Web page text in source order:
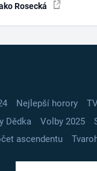
Rosecká
Nejlepší horory
Dědka Volby 2025
ascendentu